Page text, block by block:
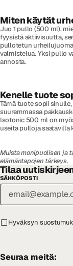
Miten käytät
Juo 1 pullo (500 ml),
fyysistä aktiivisuutta,
pullotetun
valmistelua. Yksi pullo
annosta.
Kenelle tuote
Tämä tuote sopii
suuremmassa
Isotonic 500 ml on
useita pulloja saatavilla
Muista monipuolisen ja
elämäntapojen tärkeys.
Tilaa
SÄHKÖPOSTI
Hyväksyn
Seuraa meitä: